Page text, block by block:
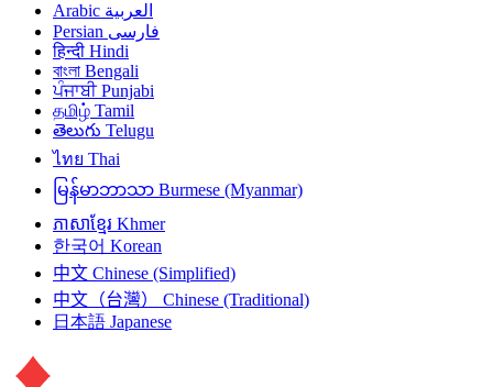
العربية Arabic
فارسی Persian
हिन्दी Hindi
বাংলা Bengali
ਪੰਜਾਬੀ Punjabi
தமிழ் Tamil
తెలుగు Telugu
ไทย Thai
မြန်မာဘာသာ Burmese (Myanmar)
ភាសាខ្មែរ Khmer
한국어 Korean
中文 Chinese (Simplified)
中文（台灣）
Chinese (Traditional)
日本語 Japanese